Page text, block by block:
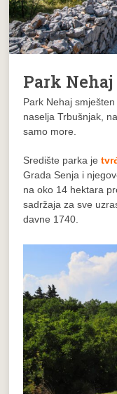
Park Nehaj
Park Nehaj
naselja Trbušnjak,
samo more.
Središte parka je
Grada Senja i
na oko 14 hektara
sadržaja za sve
davne 1740.